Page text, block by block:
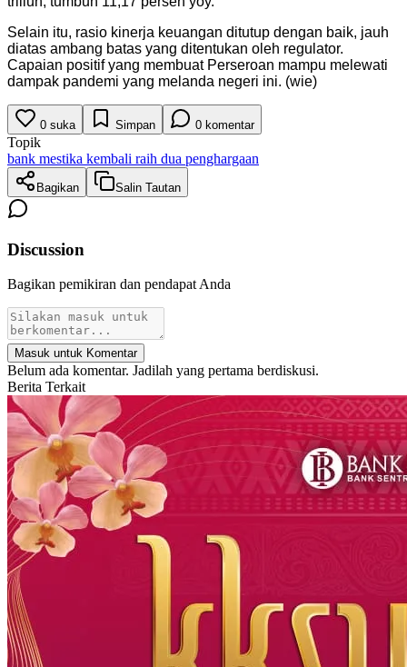
Selain itu, rasio kinerja keuangan ditutup dengan baik, jauh
diatas ambang batas yang ditentukan oleh regulator.
Capaian positif yang membuat Perseroan mampu melewati
dampak pandemi yang melanda negeri ini. (wie)
0 suka Simpan 0 komentar
Topik
bank mestika kembali raih dua penghargaan
Bagikan Salin Tautan
Discussion
Bagikan pemikiran dan pendapat Anda
Masuk untuk Komentar
Belum ada komentar. Jadilah yang pertama berdiskusi.
Berita Terkait